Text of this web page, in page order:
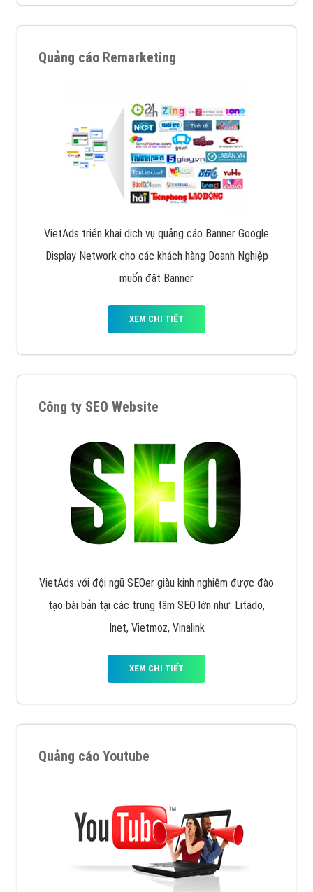
Quảng cáo Remarketing
VietAds triển khai dịch vụ quảng cáo Banner Google
Display Network cho các khách hàng Doanh Nghiệp
muốn đặt Banner
XEM CHI TIẾT
Công ty SEO Website
VietAds với đội ngũ SEOer giàu kinh nghiệm được đào
tạo bài bản tại các trung tâm SEO lớn như: Litado,
Inet, Vietmoz, Vinalink
XEM CHI TIẾT
Quảng cáo Youtube